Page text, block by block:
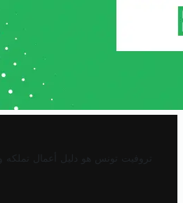
تروفيت تونس هو دليل أعمال تملكه